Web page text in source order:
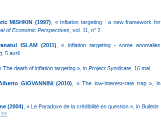
MISHKIN (1997) , « Inflation targeting : a new framework for
of Economic Perspectives , vol. 11, n° 2.
ISLAM (2011) , « Inflation targeting - some anomalies
, 5 avril.
« The death of inflation targeting », in Project Syndicate , 16 mai.
GIOVANNINI (2010) , « The low-interest-rate trap », in
(2004) , « Le Paradoxe de la crédibilité en question », in Bulletin